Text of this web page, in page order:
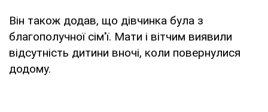
Він також додав, що дівчинка була з
благополучної сім'ї. Мати і вітчим виявили
відсутність дитини вночі, коли повернулися
додому.